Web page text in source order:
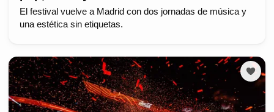
El festival vuelve a Madrid con dos jornadas de música y
una estética sin etiquetas.